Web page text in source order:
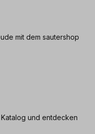
mit dem sautershop
und entdecken